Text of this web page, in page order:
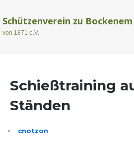
Schützenverein zu Bockenem
von 1871 e.V.
Schießtraining
Ständen
cnotzon